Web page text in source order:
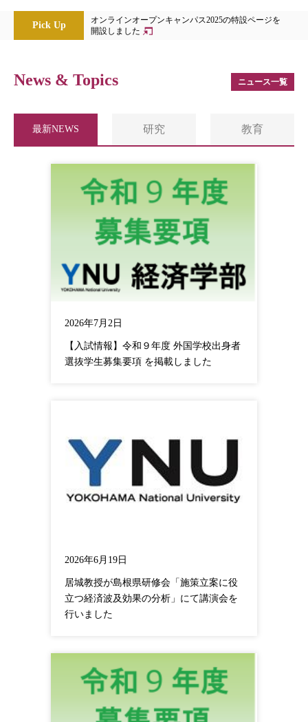
Pick Up
オンラインオープンキャンパス2025の特設ページを
開設しました
News & Topics ニュース一覧
最新NEWS 研究 教育
2026年7月2日
【入試情報】令和９年度 外国学校出身者
選抜学生募集要項 を掲載しました
2026年6月19日
居城教授が島根県研修会「施策立案に役
立つ経済波及効果の分析」にて講演会を
行いました